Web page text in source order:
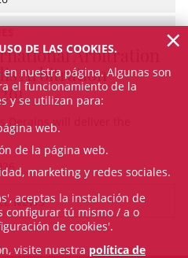
Arbitration
Arbitration"
Derains will deliver the
NEWS
DE LAS COOKIES.
en nuestra página. Algunas son
el funcionamiento de la
y se utilizan para:
web.
de la página web.
marketing y redes sociales.
aceptas la instalación de
configurar tú mismo / a o
de cookies'.
visite nuestra política de
×